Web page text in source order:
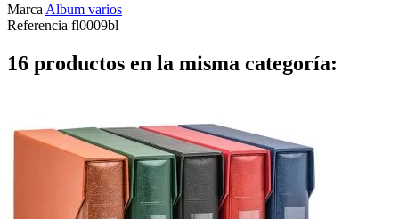
Marca Album varios
Referencia fl0009bl
16 productos en la misma categoría: